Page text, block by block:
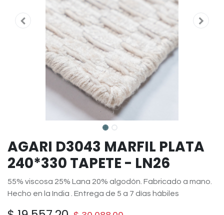
AGARI D3043 MARFIL PLATA
240*330 TAPETE - LN26
55% viscosa 25% Lana 20% algodón. Fabricado a mano.
Hecho en la India . Entrega de 5 a 7 días hábiles